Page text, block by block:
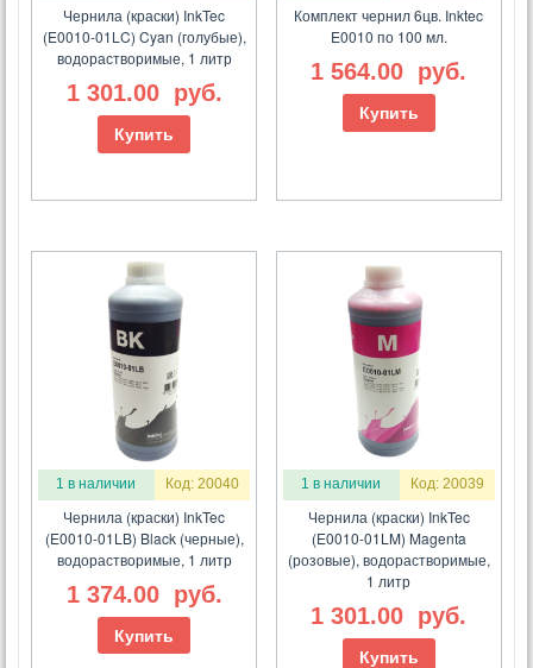
Чернила (краски) InkTec
(E0010-01LC) Cyan (голубые),
водорастворимые, 1 литр
1 301.00 руб.
Купить
Комплект чернил 6цв. Inktec
E0010 по 100 мл.
1 564.00 руб.
Купить
1 в наличии Код: 20040
Чернила (краски) InkTec
(E0010-01LB) Black (черные),
водорастворимые, 1 литр
1 374.00 руб.
Купить
1 в наличии Код: 20039
Чернила (краски) InkTec
(E0010-01LM) Magenta
(розовые), водорастворимые,
1 литр
1 301.00 руб.
Купить